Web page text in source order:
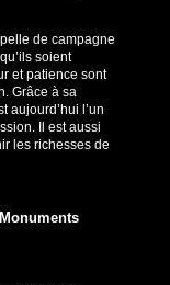
de campagne
soient
et patience sont
Grâce à sa
aujourd’hui l’un
Il est aussi
les richesses de